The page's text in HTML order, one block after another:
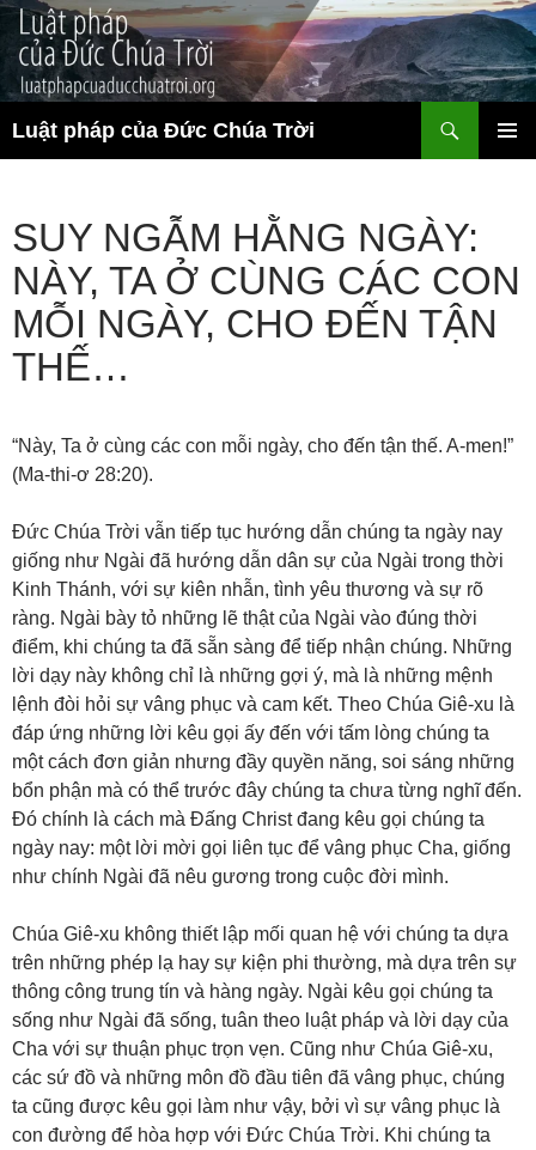
Chuyển
đến
nội
dung
Luật pháp của Đức Chúa Trời
kiếm
SUY NGẪM HẰNG NGÀY:
NÀY, TA Ở CÙNG CÁC CON
MỖI NGÀY, CHO ĐẾN TẬN
THẾ…
“Này, Ta ở cùng các con mỗi ngày, cho đến tận thế. A-men!”
(Ma-thi-ơ 28:20).
Đức Chúa Trời vẫn tiếp tục hướng dẫn chúng ta ngày nay
giống như Ngài đã hướng dẫn dân sự của Ngài trong thời
Kinh Thánh, với sự kiên nhẫn, tình yêu thương và sự rõ
ràng. Ngài bày tỏ những lẽ thật của Ngài vào đúng thời
điểm, khi chúng ta đã sẵn sàng để tiếp nhận chúng. Những
lời dạy này không chỉ là những gợi ý, mà là những mệnh
lệnh đòi hỏi sự vâng phục và cam kết. Theo Chúa Giê-xu là
đáp ứng những lời kêu gọi ấy đến với tấm lòng chúng ta
một cách đơn giản nhưng đầy quyền năng, soi sáng những
bổn phận mà có thể trước đây chúng ta chưa từng nghĩ đến.
Đó chính là cách mà Đấng Christ đang kêu gọi chúng ta
ngày nay: một lời mời gọi liên tục để vâng phục Cha, giống
như chính Ngài đã nêu gương trong cuộc đời mình.
Chúa Giê-xu không thiết lập mối quan hệ với chúng ta dựa
trên những phép lạ hay sự kiện phi thường, mà dựa trên sự
thông công trung tín và hàng ngày. Ngài kêu gọi chúng ta
sống như Ngài đã sống, tuân theo luật pháp và lời dạy của
Cha với sự thuận phục trọn vẹn. Cũng như Chúa Giê-xu,
các sứ đồ và những môn đồ đầu tiên đã vâng phục, chúng
ta cũng được kêu gọi làm như vậy, bởi vì sự vâng phục là
con đường để hòa hợp với Đức Chúa Trời. Khi chúng ta